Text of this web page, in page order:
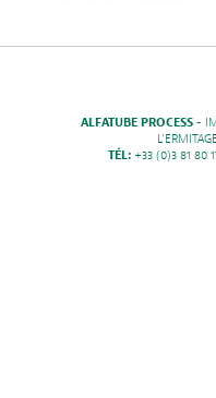
ALFATUBE PROCESS -
TÉL: +33 (0)3 81 80